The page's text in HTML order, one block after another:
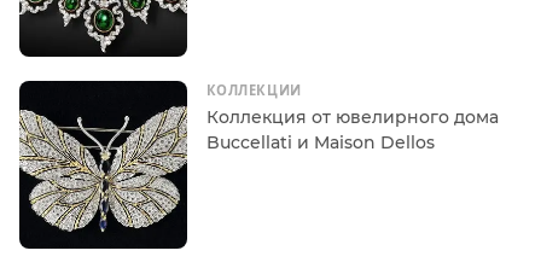
КОЛЛЕКЦИИ
Коллекция от ювелирного дома
Buccellati и Maison Dellos